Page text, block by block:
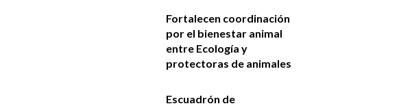
Fortalecen coordinación
por el bienestar animal
entre Ecología y
protectoras de animales
Escuadrón de